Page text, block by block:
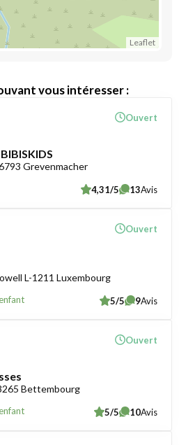
Leaflet
vous intéresser :
Grevenmacher
Ouvert
4,31/5 13Avis
L-1211 Luxembourg
Ouvert
5/5 9Avis
Bettembourg
Ouvert
5/5 10Avis